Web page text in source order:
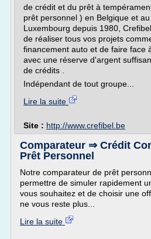
de crédit et du prêt à
prêt personnel ) en Belgique et
Luxembourg depuis 1980,
de réaliser tous vos projets
financement auto et de faire face
avec une réserve d'argent
de crédits .
Indépendant de tout groupe...
Lire la suite
Site : http://www.crefibel.be
Comparateur ⇒ Crédit
Prêt Personnel
Notre comparateur de prêt
permettre de simuler rapidement
vous souhaitez et de choisir une
ne vous reste plus...
Lire la suite